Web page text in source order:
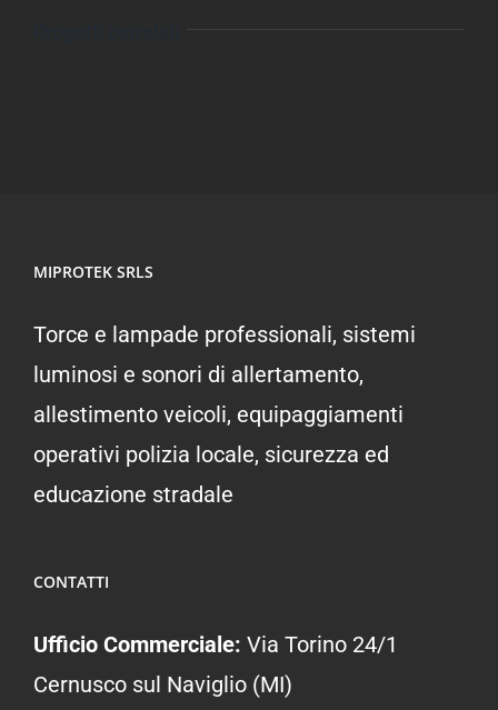
MIPROTEK SRLS
Torce e lampade professionali, sistemi
luminosi e sonori di allertamento,
allestimento veicoli, equipaggiamenti
operativi polizia locale, sicurezza ed
educazione stradale
CONTATTI
Ufficio Commerciale: Via Torino 24/1
Cernusco sul Naviglio (MI)